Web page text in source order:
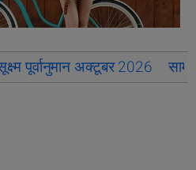
पूर्वानुमान अक्टूबर 2026